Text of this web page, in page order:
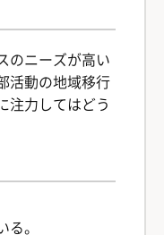
のニーズが高い
活動の地域移行
注力してはどう
。